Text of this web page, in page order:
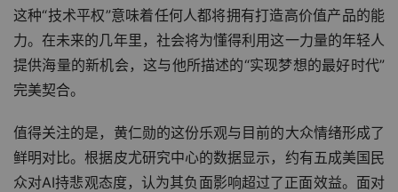
这种“技术平权”意味着任何人都将拥有打造高价值产品的能
力。在未来的几年里，社会将为懂得利用这一力量的年轻人
提供海量的新机会，这与他所描述的“实现梦想的最好时代”
完美契合。
值得关注的是，黄仁勋的这份乐观与目前的大众情绪形成了
鲜明对比。根据皮尤研究中心的数据显示，约有五成美国民
众对AI持悲观态度，认为其负面影响超过了正面效益。面对